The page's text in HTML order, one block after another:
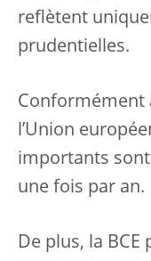
reflètent
prudentielles.
Conformément
l’Union
importants
une fois par an.
De plus, la BCE